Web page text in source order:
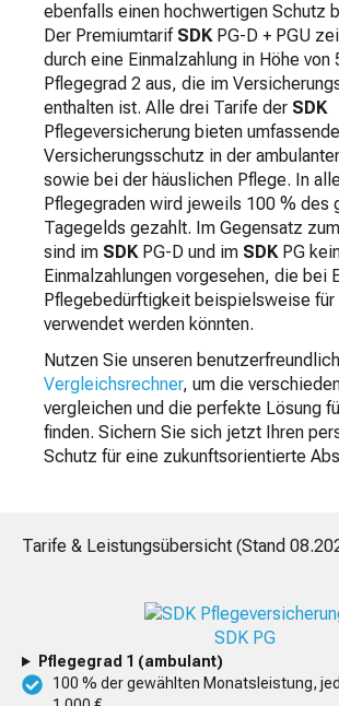
ebenfalls einen hochwertigen Schutz
Der Premiumtarif SDKPG-D + PGU
durch eine Einmalzahlung in Höhe von
Pflegegrad 2 aus, die im
enthalten ist. Alle drei Tarife der SDK
Pflegeversicherung bieten
Versicherungsschutz in der
sowie bei der häuslichen Pflege. In
Pflegegraden wird jeweils 100 % des
Tagegelds gezahlt. Im Gegensatz
sind im SDKPG-D und im SDK PG
Einmalzahlungen vorgesehen, die bei
Pflegebedürftigkeit beispielsweise für
verwendet werden könnten.
Nutzen Sie unseren
Vergleichsrechner, um die
vergleichen und die perfekte Lösung
finden. Sichern Sie sich jetzt Ihren
Schutz für eine zukunftsorientierte
Tarife & Leistungsübersicht (Stand
SDK PG
Pflegegrad 1 (ambulant)
100 % der gewählten Monatsleistung,